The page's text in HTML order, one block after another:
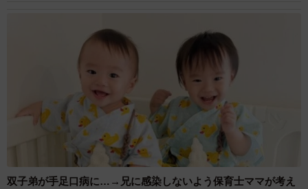
双子弟が手足口病に…→兄に感染しないよう保育士ママが考え